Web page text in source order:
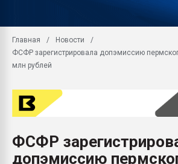
Главная
Новости
ФСФР зарегистрировала допэмиссию
млн рублей
ФСФР
допэмиссию